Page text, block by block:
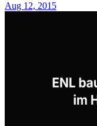
Aug 12, 2015